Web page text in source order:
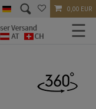
0,00 EUR
☰